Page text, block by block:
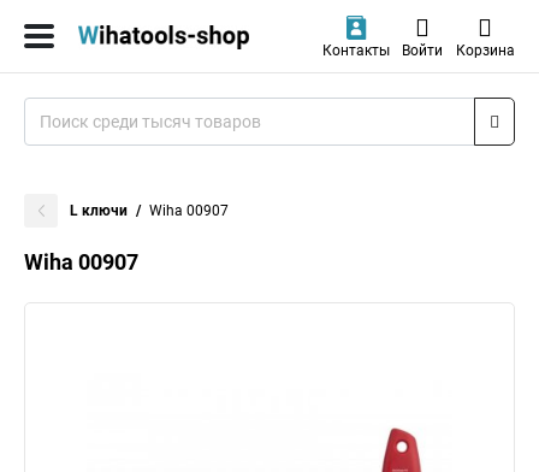
Контакты Войти Корзина
L ключи Wiha 00907
Wiha 00907